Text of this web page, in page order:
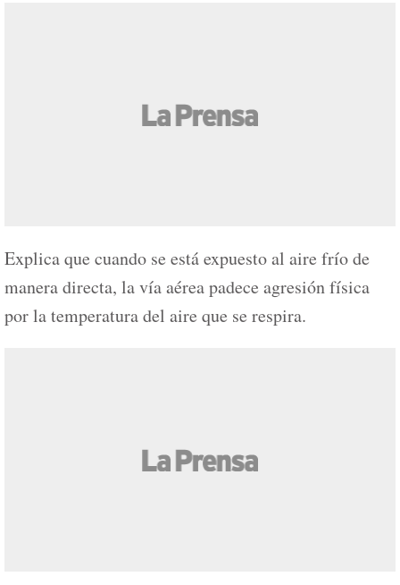
Explica que cuando se está expuesto al aire frío de
manera directa, la vía aérea padece agresión física
por la temperatura del aire que se respira.